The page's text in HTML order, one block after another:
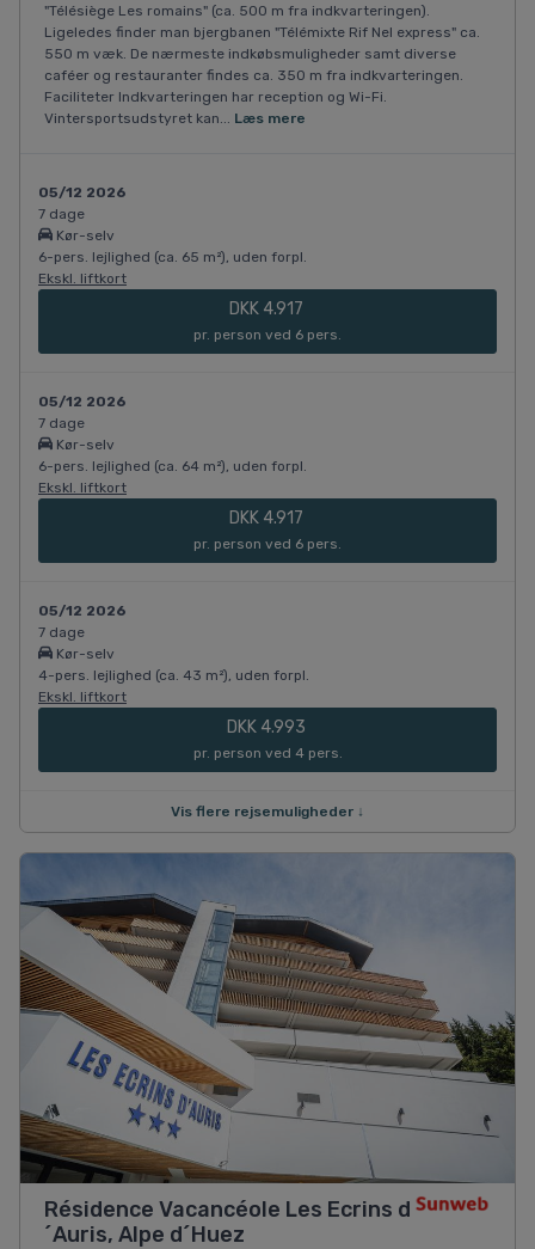
"Télésiège Les romains" (ca. 500 m fra indkvarteringen).
Ligeledes finder man bjergbanen "Télémixte Rif Nel express" ca.
550 m væk. De nærmeste indkøbsmuligheder samt diverse
caféer og restauranter findes ca. 350 m fra indkvarteringen.
Faciliteter Indkvarteringen har reception og Wi-Fi.
Vintersportsudstyret kan... Læs mere
05/12 2026
7 dage
Kør-selv
6-pers. lejlighed (ca. 65 m²), uden forpl.
Ekskl. liftkort
DKK 4.917
pr. person ved 6 pers.
05/12 2026
7 dage
Kør-selv
6-pers. lejlighed (ca. 64 m²), uden forpl.
Ekskl. liftkort
DKK 4.917
pr. person ved 6 pers.
05/12 2026
7 dage
Kør-selv
4-pers. lejlighed (ca. 43 m²), uden forpl.
Ekskl. liftkort
DKK 4.993
pr. person ved 4 pers.
Vis flere rejsemuligheder ↓
Résidence Vacancéole Les Ecrins d
´Auris, Alpe d´Huez